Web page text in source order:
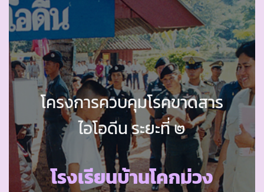
โครงการควบคุมโรคขาดสาร
ไอโอดีน ระยะที่ ๒
โรงเรียนบ้านโคกม่วง